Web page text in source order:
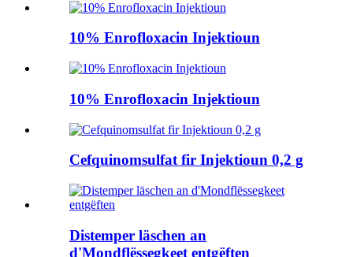
10% Enrofloxacin Injektioun
10% Enrofloxacin Injektioun
Cefquinomsulfat fir Injektioun 0,2 g
Distemper läschen an
d'Mondflëssegkeet entgëften